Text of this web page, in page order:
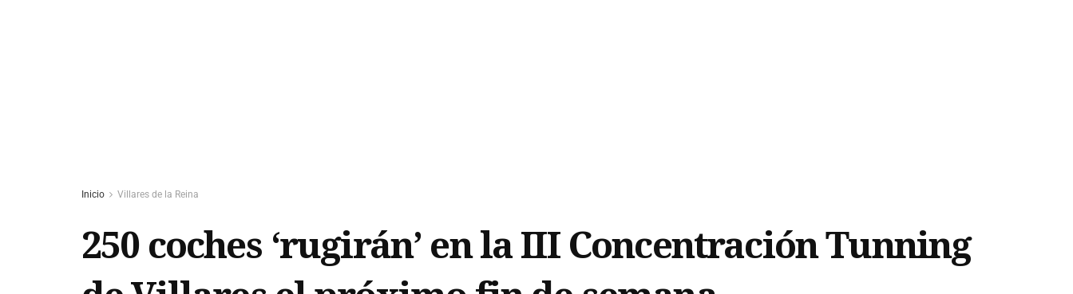
Inicio Villares de la Reina
250 coches ‘rugirán’ en la III Concentración Tunning